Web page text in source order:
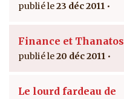
23 déc 2011
Finance et Thanatos
20 déc 2011
Le lourd fardeau de